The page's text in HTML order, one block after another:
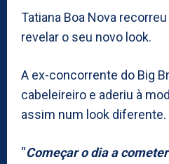
Tatiana Boa Nova
revelar o seu novo look.
A ex-concorrente do Big
cabeleireiro e aderiu à
assim num look diferente.
“Começar o dia a